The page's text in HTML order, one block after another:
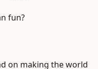
fun?
on making the world